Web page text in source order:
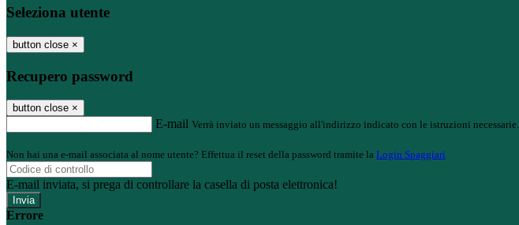
Seleziona utente
button close ×
Recupero password
button close ×
E-mail Verrà inviato un messaggio all'indirizzo indicato con le istruzioni necessarie.
Non hai una e-mail associata al nome utente? Effettua il reset della password tramite la Login Spaggiari
E-mail inviata, si prega di controllare la casella di posta elettronica!
Errore